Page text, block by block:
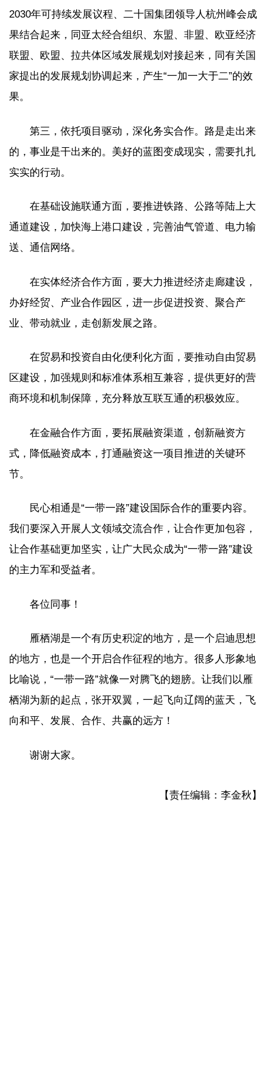
2030年可持续发展议程、二十国集团领导人杭州峰会成
果结合起来，同亚太经合组织、东盟、非盟、欧亚经济
联盟、欧盟、拉共体区域发展规划对接起来，同有关国
家提出的发展规划协调起来，产生“一加一大于二”的效
果。
第三，依托项目驱动，深化务实合作。路是走出来
的，事业是干出来的。美好的蓝图变成现实，需要扎扎
实实的行动。
在基础设施联通方面，要推进铁路、公路等陆上大
通道建设，加快海上港口建设，完善油气管道、电力输
送、通信网络。
在实体经济合作方面，要大力推进经济走廊建设，
办好经贸、产业合作园区，进一步促进投资、聚合产
业、带动就业，走创新发展之路。
在贸易和投资自由化便利化方面，要推动自由贸易
区建设，加强规则和标准体系相互兼容，提供更好的营
商环境和机制保障，充分释放互联互通的积极效应。
在金融合作方面，要拓展融资渠道，创新融资方
式，降低融资成本，打通融资这一项目推进的关键环
节。
民心相通是“一带一路”建设国际合作的重要内容。
我们要深入开展人文领域交流合作，让合作更加包容，
让合作基础更加坚实，让广大民众成为“一带一路”建设
的主力军和受益者。
各位同事！
雁栖湖是一个有历史积淀的地方，是一个启迪思想
的地方，也是一个开启合作征程的地方。很多人形象地
比喻说，“一带一路”就像一对腾飞的翅膀。让我们以雁
栖湖为新的起点，张开双翼，一起飞向辽阔的蓝天，飞
向和平、发展、合作、共赢的远方！
谢谢大家。
【责任编辑：李金秋】